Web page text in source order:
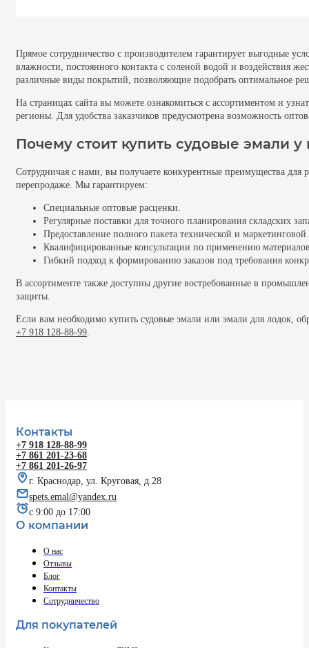
Прямое сотрудничество с производителем гарантирует выгодные
влажности, постоянного контакта с соленой водой и воздействия
различные виды покрытий, позволяющие подобрать оптимальное
На страницах сайта вы можете ознакомиться с ассортиментом и
регионы. Для удобства заказчиков предусмотрена возможность
Почему стоит купить судовые эмали у
Сотрудничая с нами, вы получаете конкурентные преимущества
перепродаже. Мы гарантируем:
Специальные оптовые расценки.
Регулярные поставки для точного планирования складских
Предоставление полного пакета технической и
Квалифицированные консультации по применению
Гибкий подход к формированию заказов под требования
В ассортименте также доступны другие востребованные в
защиты.
Если вам необходимо купить судовые эмали или эмали для лодок,
+7 918 128-88-99
Контакты
+7 918 128-88-99
+7 861 201-23-68
+7 861 201-26-97
г. Краснодар, ул. Круговая, д.28
spets.emal@yandex.ru
с 9:00 до 17:00
О компании
О нас
Отзывы
Блог
Контакты
Сотрудничество
Для покупателей